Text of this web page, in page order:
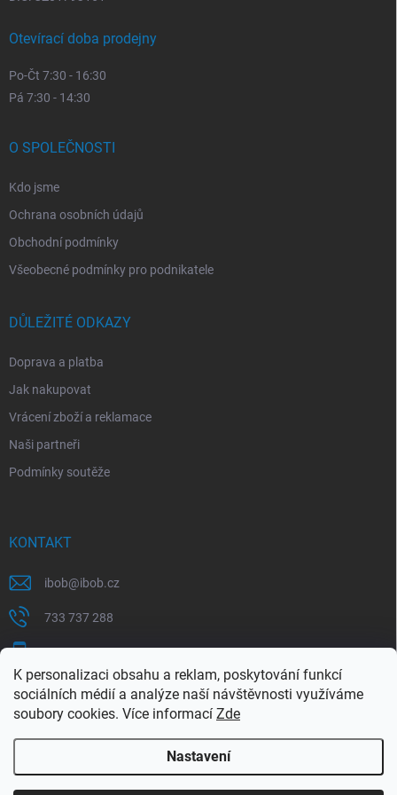
K personalizaci obsahu a reklam, poskytování funkcí
sociálních médií a analýze naší návštěvnosti využíváme
soubory cookies. Více informací Zde
Nastavení
Otevírací doba prodejny
Po-Čt 7:30 - 16:30
Pá 7:30 - 14:30
O SPOLEČNOSTI
Kdo jsme
Ochrana osobních údajů
Obchodní podmínky
Všeobecné podmínky pro podnikatele
DŮLEŽITÉ ODKAZY
Doprava a platba
Jak nakupovat
Vrácení zboží a reklamace
Naši partneři
Podmínky soutěže
KONTAKT
ibob@ibob.cz
733 737 288
607 069 561
Sledujte nás na Facebooku !
ibob_s.r.o/
Copyright 2026ibob s.r.o.. Všechna práva vyhrazena.Upravit nastavení